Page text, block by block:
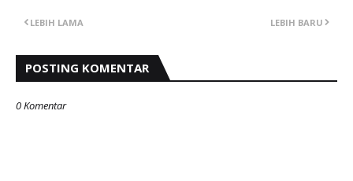
LEBIH BARU
LEBIH LAMA
POSTING KOMENTAR
0 Komentar